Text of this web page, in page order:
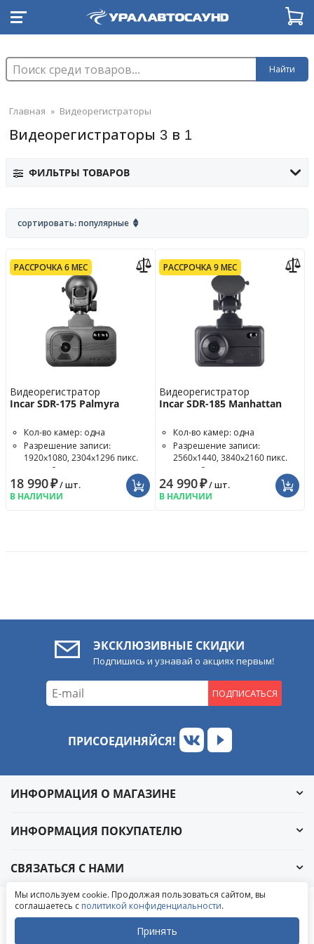
Найти
Главная » Видеорегистраторы
Видеорегистраторы 3 в 1
ФИЛЬТРЫ ТОВАРОВ
сортировать: популярные
РАССРОЧКА 6 МЕС
Видеорегистратор
Incar SDR-175 Palmyra
Кол-во камер: одна
Разрешение записи:
1920x1080, 2304x1296 пикс.
Угол обзора: 130°
18 990₽/ шт.
В НАЛИЧИИ
РАССРОЧКА 9 МЕС
Видеорегистратор
Incar SDR-185 Manhattan
Кол-во камер: одна
Разрешение записи:
2560x1440, 3840x2160 пикс.
Угол обзора: 130°
24 990₽/ шт.
В НАЛИЧИИ
ЭКСКЛЮЗИВНЫЕ СКИДКИ
Подпишись и узнавай о акциях первым!
ПОДПИСАТЬСЯ
ПРИСОЕДИНЯЙСЯ!
ИНФОРМАЦИЯ О МАГАЗИНЕ
ИНФОРМАЦИЯ ПОКУПАТЕЛЮ
СВЯЗАТЬСЯ С НАМИ
© 2004-2026 «УралАвтоСаунд»
Написать в ВКонтакте
Написать в MAX
Мы используем cookie. Продолжая пользоваться сайтом, вы
соглашаетесь с политикой конфиденциальности.
Принять